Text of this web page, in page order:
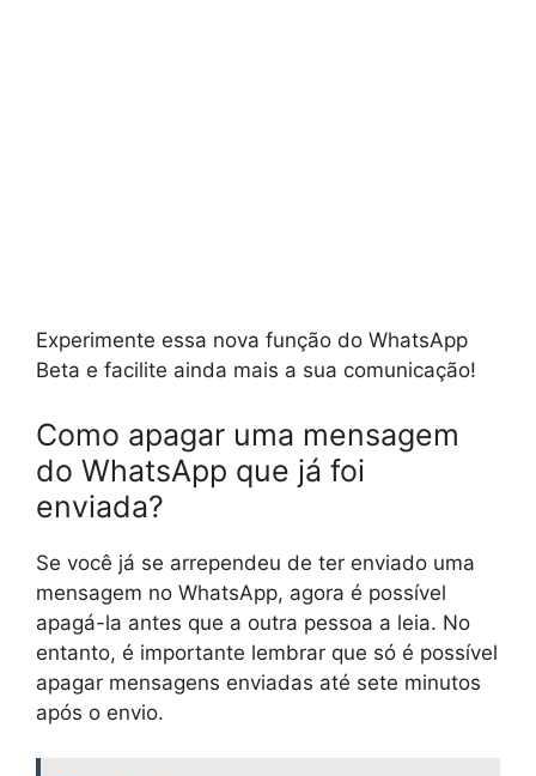
Experimente essa nova função do WhatsApp
Beta e facilite ainda mais a sua comunicação!
Como apagar uma mensagem
do WhatsApp que já foi
enviada?
Se você já se arrependeu de ter enviado uma
mensagem no WhatsApp, agora é possível
apagá-la antes que a outra pessoa a leia. No
entanto, é importante lembrar que só é possível
apagar mensagens enviadas até sete minutos
após o envio.